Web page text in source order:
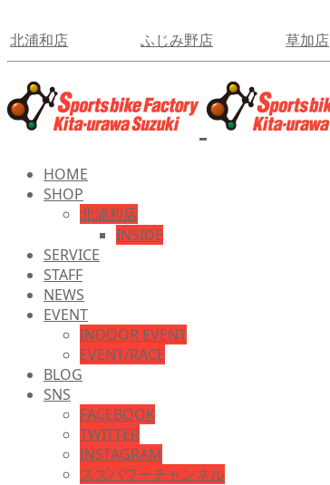
北浦和店 ふじみ野店 草加店
HOME
SHOP
北浦和店
INSIDE
SERVICE
STAFF
NEWS
EVENT
INDOOR EVENT
EVENT/RACE
BLOG
SNS
FACEBOOK
TWITTER
INSTAGRAM
スズパワーチャンネル